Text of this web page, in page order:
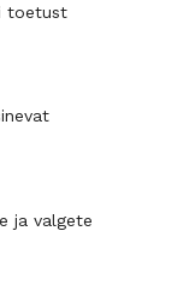
toetust
ja valgete